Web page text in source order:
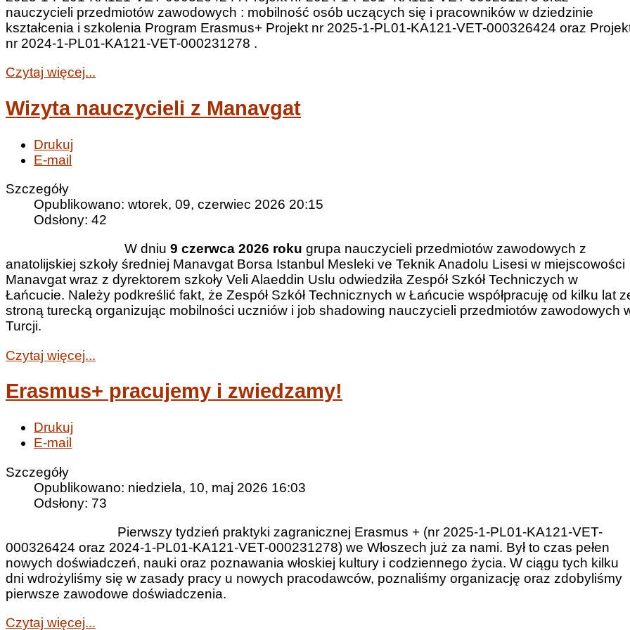
nauczycieli przedmiotów zawodowych : mobilność osób uczących się i pracowników w dziedzinie
kształcenia i szkolenia Program Erasmus+ Projekt nr 2025-1-PL01-KA121-VET-000326424 oraz
nr 2024-1-PL01-KA121-VET-000231278 .
Czytaj więcej...
Wizyta nauczycieli z Manavgat
Drukuj
E-mail
Szczegóły
Opublikowano: wtorek, 09, czerwiec 2026 20:15
Odsłony: 42
W dniu 9 czerwca 2026 roku grupa nauczycieli przedmiotów zawodowych z
anatolijskiej szkoły średniej Manavgat Borsa Istanbul Mesleki ve Teknik Anadolu Lisesi w miejscowości
Manavgat wraz z dyrektorem szkoły Veli Alaeddin Uslu odwiedziła Zespół Szkół Techniczych w
Łańcucie. Należy podkreślić fakt, że Zespół Szkół Technicznych w Łańcucie współpracuję od kilku lat
stroną turecką organizując mobilności uczniów i job shadowing nauczycieli przedmiotów zawodowych
Turcji.
Czytaj więcej...
Erasmus+ pracujemy i zwiedzamy!
Drukuj
E-mail
Szczegóły
Opublikowano: niedziela, 10, maj 2026 16:03
Odsłony: 73
Pierwszy tydzień praktyki zagranicznej Erasmus + (nr 2025-1-PL01-KA121-VET-
000326424 oraz 2024-1-PL01-KA121-VET-000231278) we Włoszech już za nami. Był to czas pełen
nowych doświadczeń, nauki oraz poznawania włoskiej kultury i codziennego życia. W ciągu tych kilku
dni wdrożyliśmy się w zasady pracy u nowych pracodawców, poznaliśmy organizację oraz zdobyliśmy
pierwsze zawodowe doświadczenia.
Czytaj więcej...